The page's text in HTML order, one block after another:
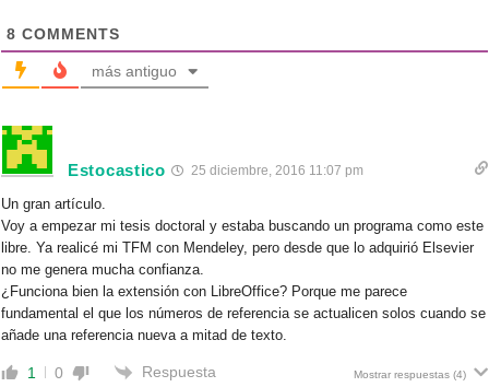
8 COMMENTS
más antiguo
Estocastico 25 diciembre, 2016 11:07 pm
Un gran artículo.
Voy a empezar mi tesis doctoral y estaba buscando un programa como este
libre. Ya realicé mi TFM con Mendeley, pero desde que lo adquirió Elsevier
no me genera mucha confianza.
¿Funciona bien la extensión con LibreOffice? Porque me parece
fundamental el que los números de referencia se actualicen solos cuando se
añade una referencia nueva a mitad de texto.
1 0 Respuesta Mostrar respuestas (4)